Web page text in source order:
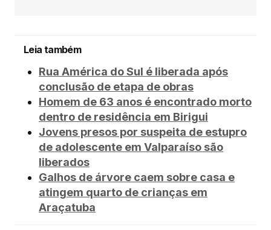
Leia também
Rua América do Sul é liberada após
conclusão de etapa de obras
Homem de 63 anos é encontrado morto
dentro de residência em Birigui
Jovens presos por suspeita de estupro
de adolescente em Valparaíso são
liberados
Galhos de árvore caem sobre casa e
atingem quarto de crianças em
Araçatuba